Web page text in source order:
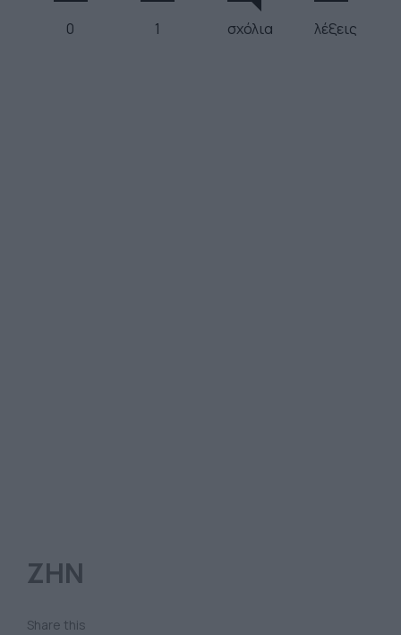
0 1 σχόλια λέξεις
ΖΗΝ
Share this